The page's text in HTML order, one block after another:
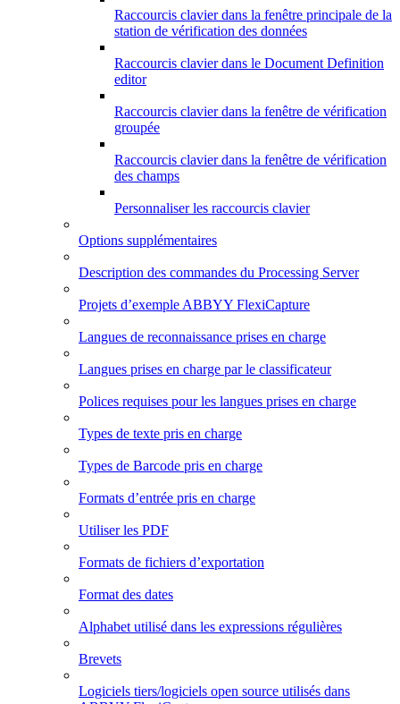
Raccourcis clavier dans la fenêtre principale de la
station de vérification des données
Raccourcis clavier dans le Document Definition
editor
Raccourcis clavier dans la fenêtre de vérification
groupée
Raccourcis clavier dans la fenêtre de vérification
des champs
Personnaliser les raccourcis clavier
Options supplémentaires
Description des commandes du Processing Server
Projets d’exemple ABBYY FlexiCapture
Langues de reconnaissance prises en charge
Langues prises en charge par le classificateur
Polices requises pour les langues prises en charge
Types de texte pris en charge
Types de Barcode pris en charge
Formats d’entrée pris en charge
Utiliser les PDF
Formats de fichiers d’exportation
Format des dates
Alphabet utilisé dans les expressions régulières
Brevets
Logiciels tiers/logiciels open source utilisés dans